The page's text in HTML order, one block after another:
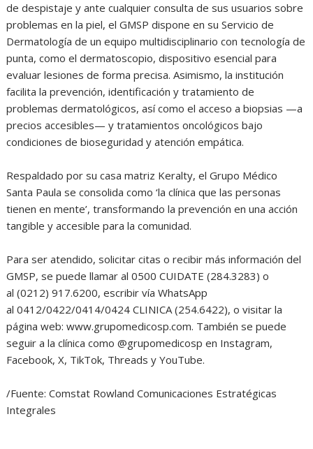
de despistaje y ante cualquier consulta de sus usuarios sobre
problemas en la piel, el GMSP dispone en su Servicio de
Dermatología de un equipo multidisciplinario con tecnología de
punta, como el dermatoscopio, dispositivo esencial para
evaluar lesiones de forma precisa. Asimismo, la institución
facilita la prevención, identificación y tratamiento de
problemas dermatológicos, así como el acceso a biopsias —a
precios accesibles— y tratamientos oncológicos bajo
condiciones de bioseguridad y atención empática.
Respaldado por su casa matriz Keralty, el Grupo Médico
Santa Paula se consolida como ‘la clínica que las personas
tienen en mente’, transformando la prevención en una acción
tangible y accesible para la comunidad.
Para ser atendido, solicitar citas o recibir más información del
GMSP, se puede llamar al 0500 CUIDATE (284.3283) o
al (0212) 917.6200, escribir vía WhatsApp
al 0412/0422/0414/0424 CLINICA (254.6422), o visitar la
página web: www.grupomedicosp.com. También se puede
seguir a la clínica como @grupomedicosp en Instagram,
Facebook, X, TikTok, Threads y YouTube.
/Fuente: Comstat Rowland Comunicaciones Estratégicas
Integrales